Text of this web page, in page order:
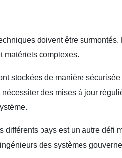
doivent être surmontés.
matériels complexes.
stockées de manière
des mises à jour
différents pays est un autre défi
des systèmes